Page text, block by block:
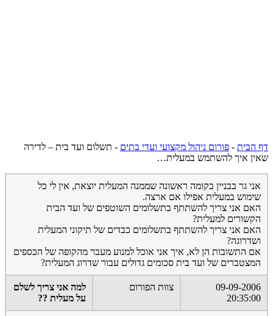
דף הבית - פורום ניהול מקצועי ועדי בתים - תשלום ועד בית – לדירה
שאין איך להשתמש במעלית…
אני גר בבניין בקומה ראשונה שממנה המעלית יוצאת, אין לי כל
שימוש במעלית אפילו אם ארצה.
האם אני צריך להשתתף בתשלומים השוטפים של ועד הבית
הקשורים למעלית?
האם אני צריך להשתתף בתשלומים כבדים של תיקוני המעלית
ושדרוגה?
אם התשובות הן לא, איך אני אוכל למנוע מעבר מהקופה של הכספים
המצטברים של ועד בית סכומים גדולים עבור שדרוג המעלית?
09-09-2006
20:35:00
צוות הפורום
למה אני צריך לשלם
על מעלית ??